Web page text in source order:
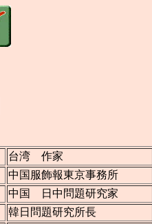
台湾 作家
中国服飾報東京事務所
中国 日中問題研究家
韓日問題研究所長